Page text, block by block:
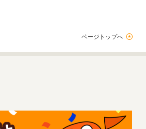
ページトップへ